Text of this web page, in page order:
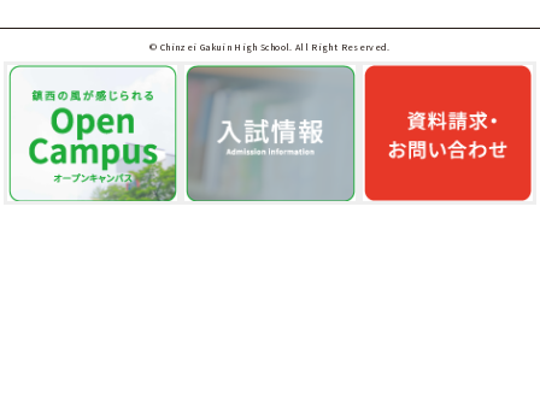
© Chinzei Gakuin High School. All Right Reserved.